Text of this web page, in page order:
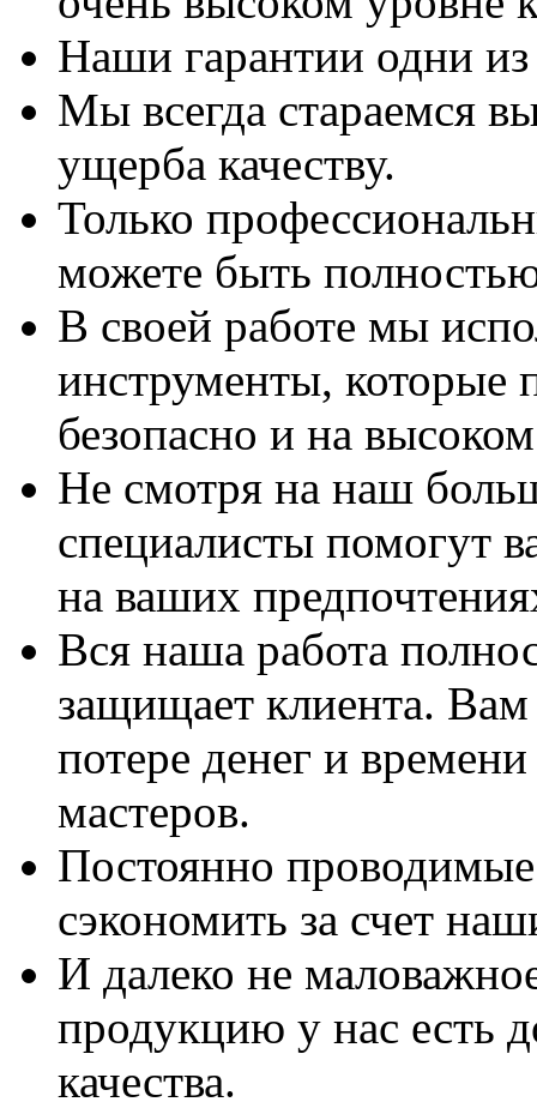
Наши гарантии одни
Мы всегда стараемся
ущерба качеству.
Только
можете быть
В своей работе мы
инструменты, которые
безопасно и на
Не смотря на наш
специалисты помогут
на ваших
Вся наша работа
защищает клиента. Вам
потере денег и
мастеров.
Постоянно
сэкономить за счет
И далеко не
продукцию у нас есть
качества.